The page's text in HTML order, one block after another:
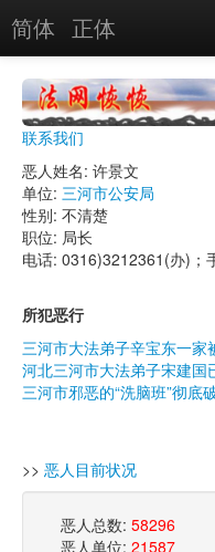
简体 正体
恶报实例
恶人图片
恶人单位
单位图片
关于
联系我们
恶人姓名: 许景文
单位: 三河市公安局
性别: 不清楚
职位: 局长
电话: 0316)3212361(办)；
所犯恶行
三河市大法弟子辛宝东一家
河北三河市大法弟子宋建国
三河市邪恶的“洗脑班”彻底
>> 恶人目前状况
恶人总数: 58296
恶人单位: 21587